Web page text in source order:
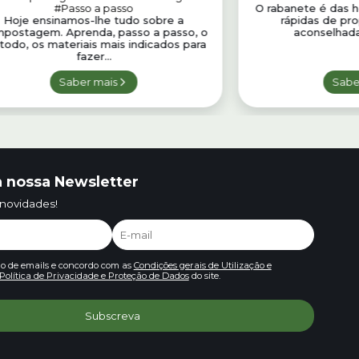
#Passo a passo
Hoje ensinamos-lhe tudo sobre a
Aprenda, passo a passo, o
os materiais mais indicados para
fazer...
Saber mais
O rabanete é das
rápidas de
nossa Newsletter
de emails e concordo com as Condições gerais de Utilização e
de Privacidade e Proteção de Dadosdo site.